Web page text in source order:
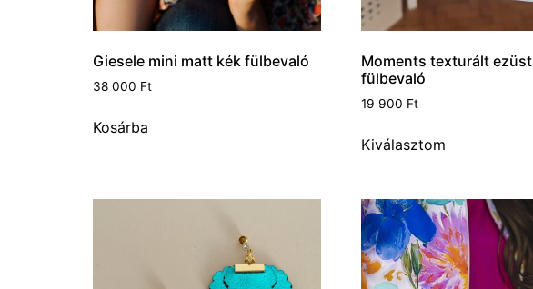
Giesele mini matt kék fülbevaló
38 000 Ft
Kosárba
Moments texturált ezüst
fülbevaló
19 900 Ft
Kiválasztom